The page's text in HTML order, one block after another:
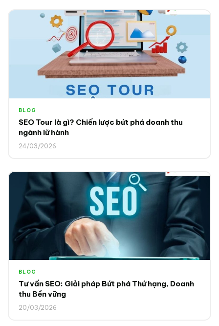
BLOG
SEO Tour là gì? Chiến lược bứt phá doanh thu
ngành lữ hành
24/03/2026
BLOG
Tư vấn SEO: Giải pháp Bứt phá Thứ hạng, Doanh
thu Bền vững
20/03/2026